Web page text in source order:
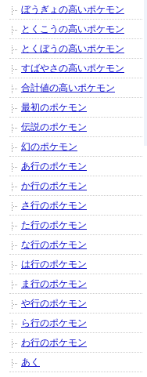
ぼうぎょの高いポケモン
とくこうの高いポケモン
とくぼうの高いポケモン
すばやさの高いポケモン
合計値の高いポケモン
最初のポケモン
伝説のポケモン
幻のポケモン
あ行のポケモン
か行のポケモン
さ行のポケモン
た行のポケモン
な行のポケモン
は行のポケモン
ま行のポケモン
や行のポケモン
ら行のポケモン
わ行のポケモン
あく